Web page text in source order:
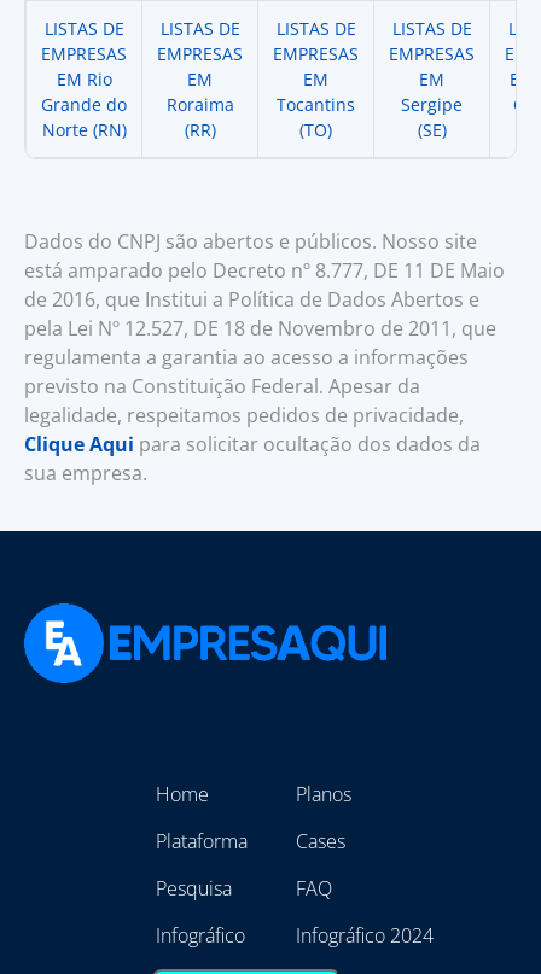
LISTAS DE
EMPRESAS
EM Rio
Grande do
Norte (RN)
LISTAS DE
EMPRESAS
EM
Roraima
(RR)
LISTAS DE
EMPRESAS
EM
Tocantins
(TO)
LISTAS DE
EMPRESAS
EM
Sergipe
(SE)
EM
Dados do CNPJ são abertos e públicos. Nosso site
está amparado pelo Decreto nº 8.777, DE 11 DE Maio
de 2016, que Institui a Política de Dados Abertos e
pela Lei Nº 12.527, DE 18 de Novembro de 2011, que
regulamenta a garantia ao acesso a informações
previsto na Constituição Federal. Apesar da
legalidade, respeitamos pedidos de privacidade,
Clique Aqui para solicitar ocultação dos dados da
sua empresa.
Home
Plataforma
Pesquisa
Infográfico
Planos
Cases
FAQ
Infográfico 2024